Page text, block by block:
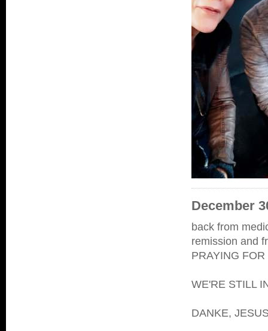
December
back from
remission and
PRAYING FOR
WE'RE STILL
DANKE,